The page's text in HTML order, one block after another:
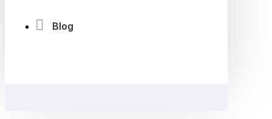
Blog